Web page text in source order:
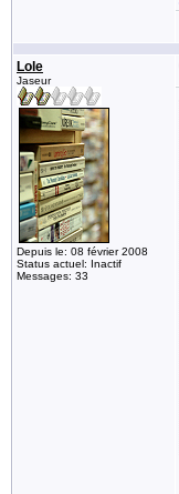
Lole
Jaseur
Depuis le: 08 février 2008
Status actuel: Inactif
Messages: 33